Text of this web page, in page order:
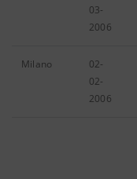
03-
2006
Milano
02-
02-
2006